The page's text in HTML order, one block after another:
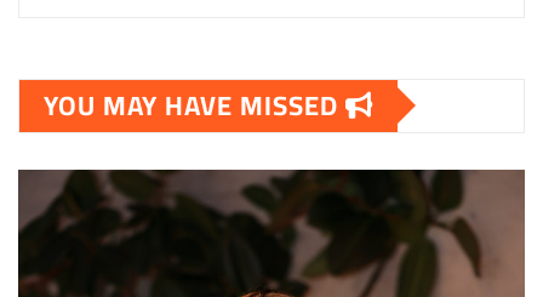
YOU MAY HAVE MISSED